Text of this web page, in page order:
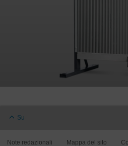
Su
Note redazionali Mappa del sito